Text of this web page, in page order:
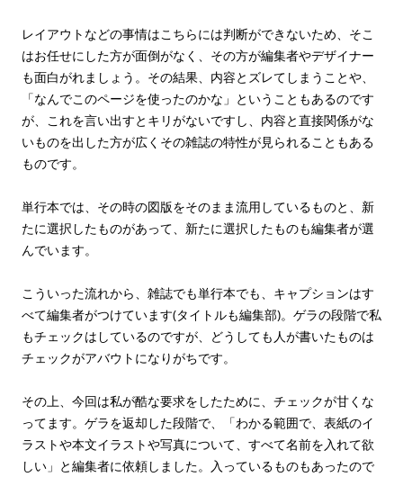
レイアウトなどの事情はこちらには判断ができないため、そこ
はお任せにした方が面倒がなく、その方が編集者やデザイナー
も面白がれましょう。その結果、内容とズレてしまうことや、
「なんでこのページを使ったのかな」ということもあるのです
が、これを言い出すとキリがないですし、内容と直接関係がな
いものを出した方が広くその雑誌の特性が見られることもある
ものです。
単行本では、その時の図版をそのまま流用しているものと、新
たに選択したものがあって、新たに選択したものも編集者が選
んでいます。
こういった流れから、雑誌でも単行本でも、キャプションはす
べて編集者がつけています(タイトルも編集部)。ゲラの段階で私
もチェックはしているのですが、どうしても人が書いたものは
チェックがアバウトになりがちです。
その上、今回は私が酷な要求をしたために、チェックが甘くな
ってます。ゲラを返却した段階で、「わかる範囲で、表紙のイ
ラストや本文イラストや写真について、すべて名前を入れて欲
しい」と編集者に依頼しました。入っているものもあったので